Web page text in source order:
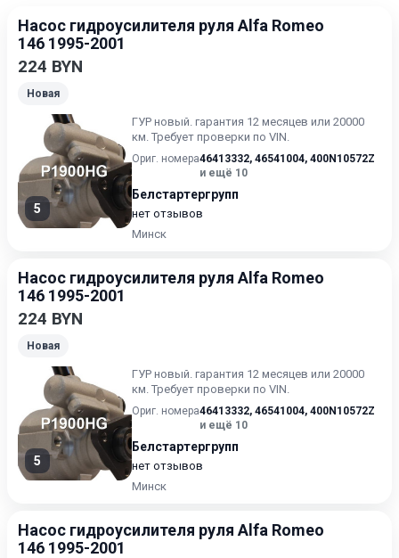
Насос гидроусилителя руля Alfa Romeo
146 1995-2001
224 BYN
Новая
5
ГУР нoвый. гарантия 12 месяцев или 20000
км. Требует проверки по VIN.
Ориг. номера46413332, 46541004, 400N10572Z
и ещё 10
Белстартергрупп
нет отзывов
Минск
Насос гидроусилителя руля Alfa Romeo
146 1995-2001
224 BYN
Новая
5
ГУР нoвый. гарантия 12 месяцев или 20000
км. Требует проверки по VIN.
Ориг. номера46413332, 46541004, 400N10572Z
и ещё 10
Белстартергрупп
нет отзывов
Минск
Насос гидроусилителя руля Alfa Romeo
146 1995-2001